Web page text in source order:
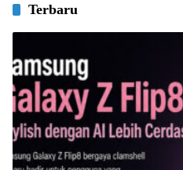
Terbaru